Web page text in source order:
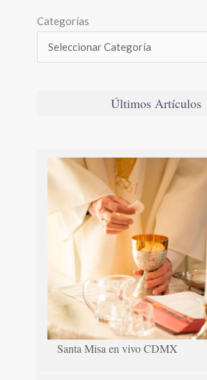
Categorías
Últimos Artículos
Santa Misa en vivo CDMX